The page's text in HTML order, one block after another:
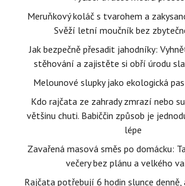
Meruňkový koláč s tvarohem a
Svěží letní moučník bez
Jak bezpečně přesadit jahodníky:
stěhování a zajistěte si obří úrodu
Melounové slupky jako ekologická
Kdo rajčata ze zahrady zmrazí nebo
většinu chuti. Babiččin způsob je
lépe
Zavařená masová směs po domácku:
večery bez plánu a velkého
Rajčata potřebují 6 hodin slunce